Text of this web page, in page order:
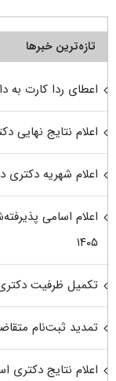
تازه‌ترین خبرها
اعطای ردا کارت به
اعلام نتایج نهایی
اعلام شهریه دکتری
اعلام اسامی
۱۴۰۵
تکمیل ظرفیت دکتری
تمدید ثبت‌نام
اعلام نتایج دکتری